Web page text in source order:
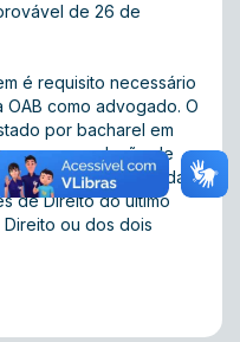
de 26 de
é requisito necessário
como advogado. O
por bacharel em
a sua colação de
credenciada.
de Direito do último
ou dos dois